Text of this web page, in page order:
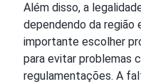
Além disso, a
dependendo da região
importante escolher
para evitar problemas
regulamentações. A